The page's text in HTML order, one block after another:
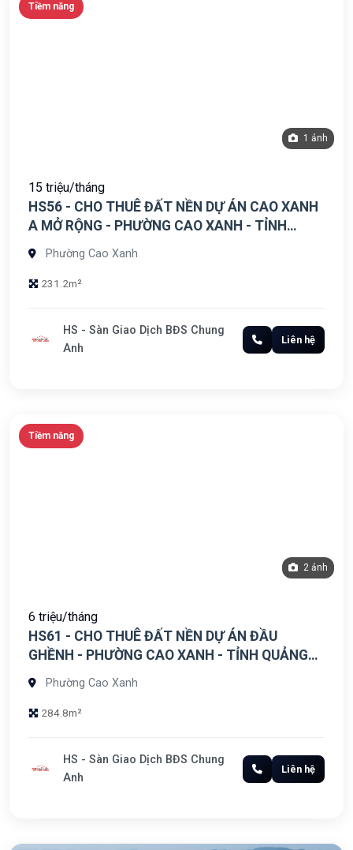
Tiềm năng
1 ảnh
15 triệu/tháng
HS56 - CHO THUÊ ĐẤT NỀN DỰ ÁN CAO XANH
A MỞ RỘNG - PHƯỜNG CAO XANH - TỈNH
QUẢNG NINH
Phường Cao Xanh
231.2m²
HS - Sàn Giao Dịch BĐS Chung
Anh
Liên hệ
Tiềm năng
2 ảnh
6 triệu/tháng
HS61 - CHO THUÊ ĐẤT NỀN DỰ ÁN ĐẦU
GHỀNH - PHƯỜNG CAO XANH - TỈNH QUẢNG
NINH
Phường Cao Xanh
284.8m²
HS - Sàn Giao Dịch BĐS Chung
Anh
Liên hệ